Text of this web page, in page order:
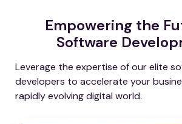
Empowering the
Software
Leverage the expertise of our elite
developers to accelerate your
rapidly evolving digital world.